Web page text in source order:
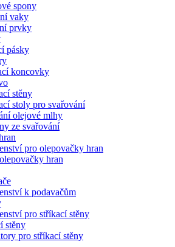
spony
vaky
prvky
pásky
koncovky
stěny
stoly pro svařování
olejové mlhy
ze svařování
pro olepovačky hran
hran
k podavačům
pro stříkací stěny
stěny
pro stříkací stěny